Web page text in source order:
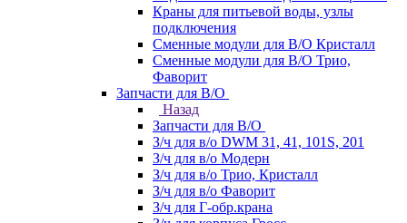
Краны для питьевой воды, узлы
подключения
Сменные модули для В/О Кристалл
Сменные модули для В/О Трио,
Фаворит
Запчасти для В/О
Назад
Запчасти для В/О
З/ч для в/о DWM 31, 41, 101S, 201
З/ч для в/о Модерн
З/ч для в/о Трио, Кристалл
З/ч для в/о Фаворит
З/ч для Г-обр.крана